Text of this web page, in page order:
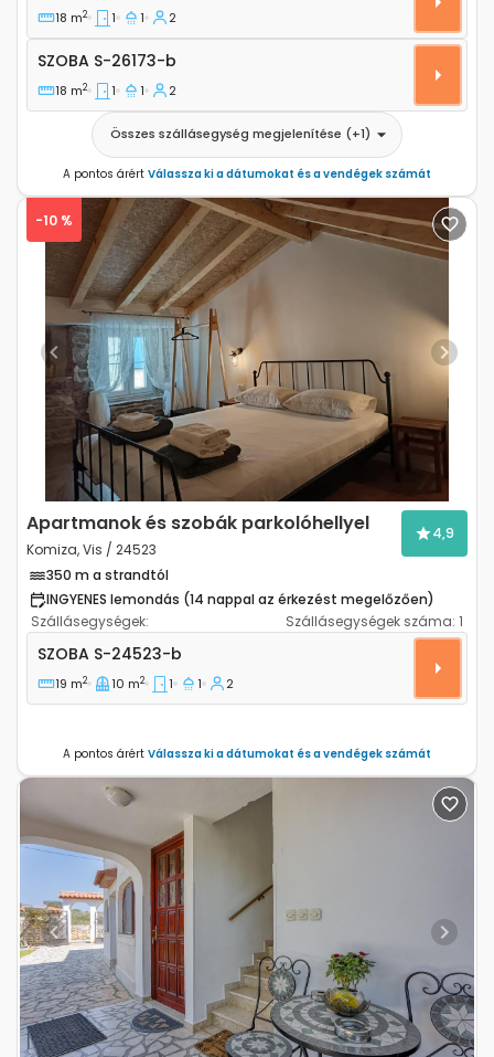
18 m2 1 1 2
Szoba S-26173-b
SZOBA S-26173-b
18 m2 1 1 2
Összes szállásegység megjelenítése (+1)
A pontos árért Válassza ki a dátumokat és a vendégek számát
Previous Next
-10 %
Apartmanok és szobák parkolóhellyel
Komiza, Vis / 24523
4,9
350 m a strandtól
INGYENES lemondás (14 nappal az érkezést megelőzően)
Szállásegységek:
Szállásegységek száma: 1
Szoba Komiza, Vis S-24523-b
SZOBA S-24523-b
19 m2 10 m2 1 1 2
A pontos árért Válassza ki a dátumokat és a vendégek számát
Previous Next